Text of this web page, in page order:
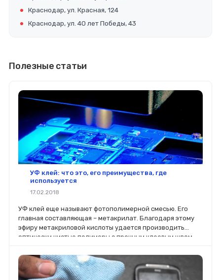
Краснодар, ул. Красная, 124
Краснодар, ул. 40 лет Победы, 43
Полезные статьи
УФ клей: что это, его преимущества, где
используется
17.02.2018
УФ клей еще называют фотополимерной смесью. Его
главная составляющая – метакрилат. Благодаря этому
эфиру метакриловой кислоты удается производить
оптически чистые полимеры с прочным клеевым швом,